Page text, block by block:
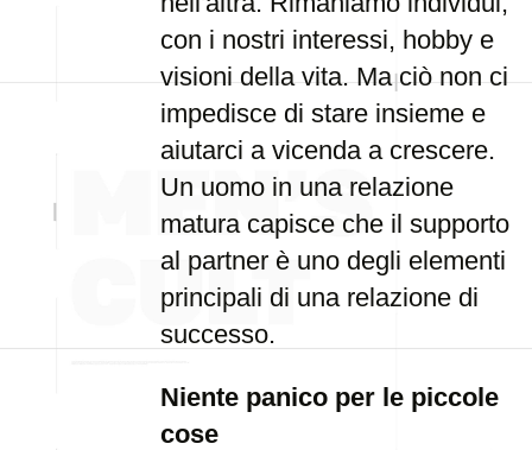
con i nostri interessi, hobby e
visioni della vita. Ma ciò non ci
impedisce di stare insieme e
aiutarci a vicenda a crescere.
Un uomo in una relazione
matura capisce che il supporto
al partner è uno degli elementi
principali di una relazione di
successo.
Niente panico per le piccole
cose